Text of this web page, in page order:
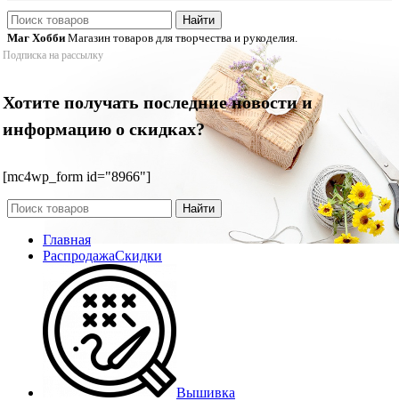
Найти
Маг Хобби Магазин товаров для творчества и рукоделия.
Подписка на рассылку
Хотите получать последние новости и
информацию о скидках?
[mc4wp_form id="8966"]
Найти
Главная
РаспродажаСкидки
Вышивка